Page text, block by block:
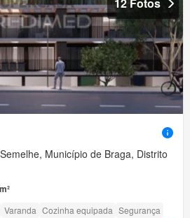
Município de Braga, Distrito
Varanda Cozinha equipada Segurança